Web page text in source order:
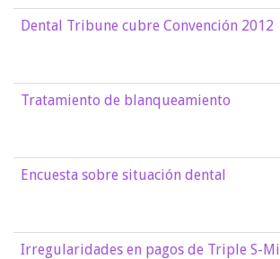
Dental Tribune cubre Convención 2012
Tratamiento de blanqueamiento
Encuesta sobre situación dental
Irregularidades en pagos de Triple S-Mi